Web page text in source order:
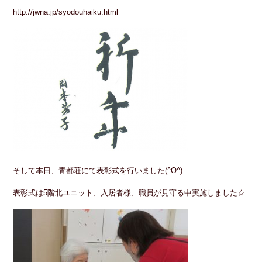
http://jwna.jp/syodouhaiku.html
そして本日、青都荘にて表彰式を行いました(^O^)
表彰式は5階北ユニット、入居者様、職員が見守る中実施しました☆